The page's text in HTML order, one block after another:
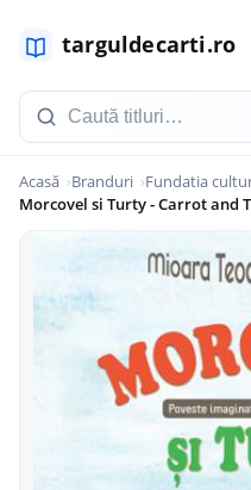
Acasă Branduri
Fundatia
Morcovel si Turty - Carrot and